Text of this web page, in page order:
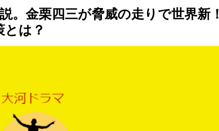
。金栗四三が脅威の走りで世界新！
は？